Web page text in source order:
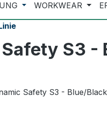
WORKWEAR
S3